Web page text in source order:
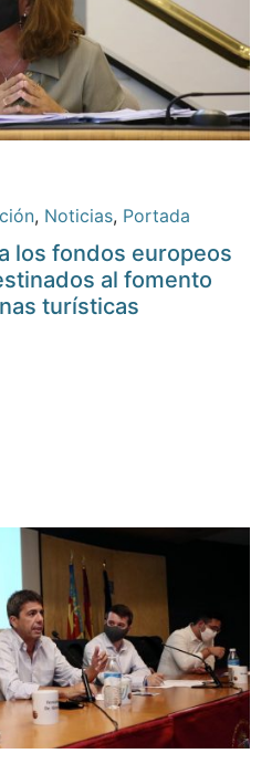
, Noticias, Portada
los fondos europeos
al fomento
turísticas